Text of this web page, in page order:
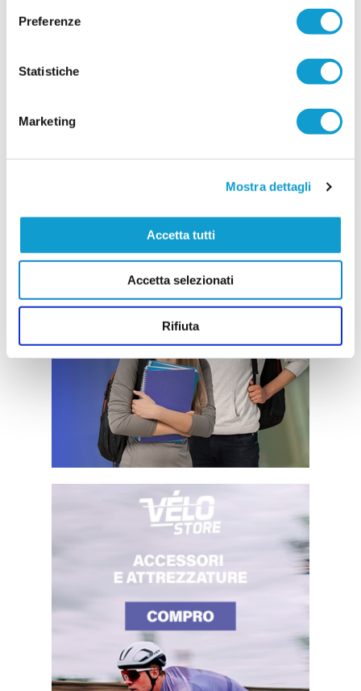
Preferenze
Statistiche
Marketing
Mostra dettagli
Accetta tutti
Accetta selezionati
Rifiuta